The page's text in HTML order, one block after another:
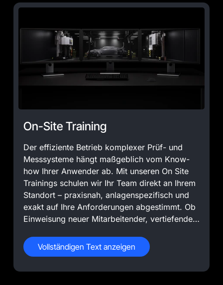
On-Site Training
Der effiziente Betrieb komplexer Prüf- und
Messsysteme hängt maßgeblich vom Know-
how Ihrer Anwender ab. Mit unseren On Site
Trainings schulen wir Ihr Team direkt an Ihrem
Standort – praxisnah, anlagenspezifisch und
exakt auf Ihre Anforderungen abgestimmt. Ob
Einweisung neuer Mitarbeitender, vertiefende
regelmäßige Auffrischungen: Unsere Trainer
vermitteln fundiertes Wissen zu Bedienung,
Vollständigen Text anzeigen